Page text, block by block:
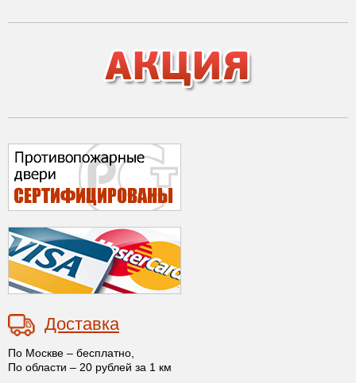
Доставка
По Москве – бесплатно,
По области – 20 рублей за 1 км